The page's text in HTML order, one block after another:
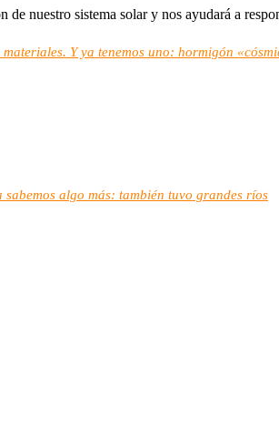
de nuestro sistema solar y nos ayudará a
Y ya tenemos uno: hormigón
algo más: también tuvo grandes ríos